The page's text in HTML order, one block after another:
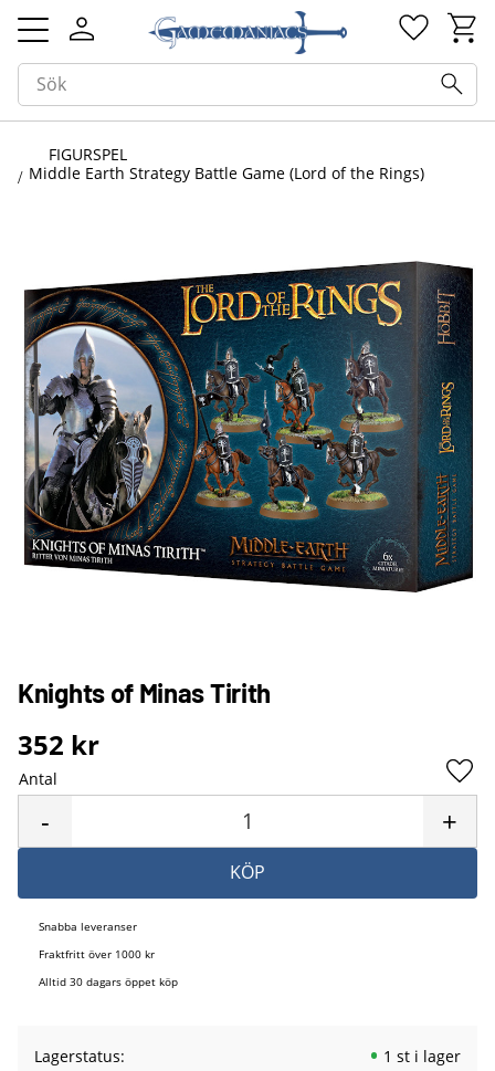
Meny
FIGURSPEL
Middle Earth Strategy Battle Game (Lord of the Rings)
Knights of Minas Tirith
352 kr
Antal
+
-
KÖP
Snabba leveranser
Fraktfritt över 1000 kr
Alltid 30 dagars öppet köp
Lagerstatus
1 st i lager